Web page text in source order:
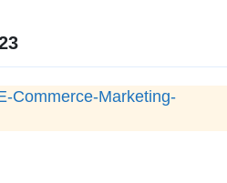
Commerce-Marketing-